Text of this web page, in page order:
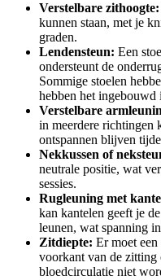
Verstelbare zithoogte:
kunnen staan, met je
graden.
Lendensteun: Een
ondersteunt de
Sommige stoelen
hebben het ingebouwd
Verstelbare
in meerdere richtingen
ontspannen blijven
Nekkussen of
neutrale positie, wat
sessies.
Rugleuning met
kan kantelen geeft je
leunen, wat spanning
Zitdiepte: Er moet
voorkant van de zitting
bloedcirculatie niet